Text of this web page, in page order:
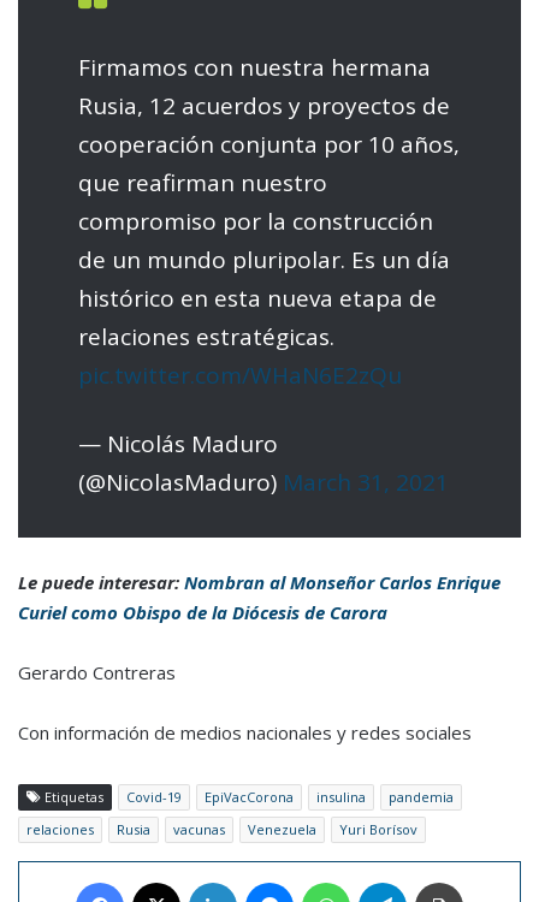
Firmamos con nuestra hermana
Rusia, 12 acuerdos y proyectos de
cooperación conjunta por 10 años,
que reafirman nuestro
compromiso por la construcción
de un mundo pluripolar. Es un día
histórico en esta nueva etapa de
relaciones estratégicas.
pic.twitter.com/WHaN6E2zQu
— Nicolás Maduro
(@NicolasMaduro) March 31, 2021
Le puede interesar: Nombran al Monseñor Carlos Enrique
Curiel como Obispo de la Diócesis de Carora
Gerardo Contreras
Con información de medios nacionales y redes sociales
Etiquetas Covid-19 EpiVacCorona insulina
pandemia
relaciones
Rusia vacunas Venezuela Yuri Borísov
Facebook LinkedIn MessengerWhatsAppTelegram